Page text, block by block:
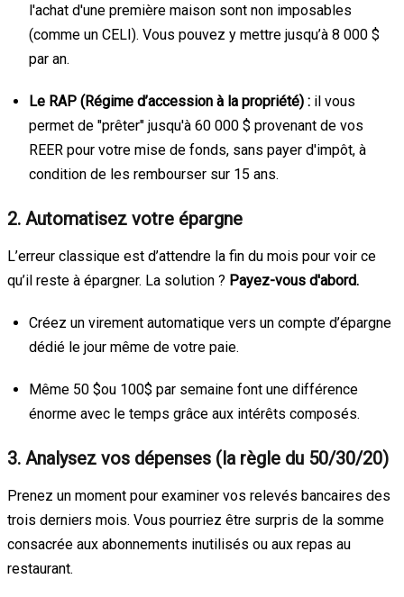
l'achat d'une première maison sont non imposables
(comme un CELI). Vous pouvez y mettre jusqu’à 8 000 $
par an.
Le RAP (Régime d’accession à la propriété) : il vous
permet de "prêter" jusqu'à 60 000 $ provenant de vos
REER pour votre mise de fonds, sans payer d'impôt, à
condition de les rembourser sur 15 ans.
2. Automatisez votre épargne
L’erreur classique est d’attendre la fin du mois pour voir ce
qu’il reste à épargner. La solution ? Payez-vous d'abord.
Créez un virement automatique vers un compte d’épargne
dédié le jour même de votre paie.
Même 50 $ou 100$ par semaine font une différence
énorme avec le temps grâce aux intérêts composés.
3. Analysez vos dépenses (la règle du 50/30/20)
Prenez un moment pour examiner vos relevés bancaires des
trois derniers mois. Vous pourriez être surpris de la somme
consacrée aux abonnements inutilisés ou aux repas au
restaurant.